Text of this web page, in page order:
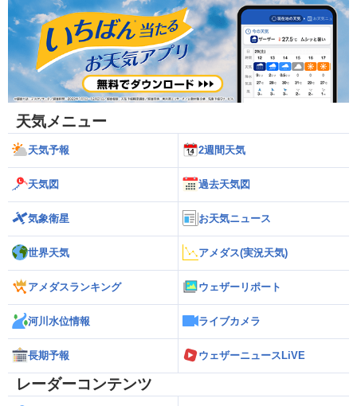
天気メニュー
天気予報 2週間天気
天気図 過去天気図
気象衛星 お天気ニュース
世界天気 アメダス(実況天気)
アメダスランキング ウェザーリポート
河川水位情報 ライブカメラ
長期予報 ウェザーニュースLiVE
レーダーコンテンツ